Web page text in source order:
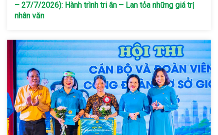
– 27/7/2026): Hành trình tri ân – Lan tỏa những giá trị
nhân văn